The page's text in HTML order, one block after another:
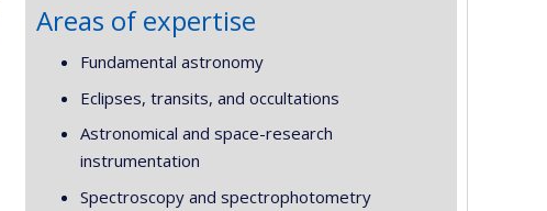
Areas of expertise
Fundamental astronomy
Eclipses, transits, and occultations
Astronomical and space-research
instrumentation
Spectroscopy and spectrophotometry